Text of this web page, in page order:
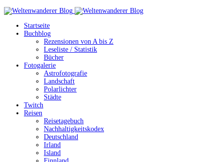
Startseite
Buchblog
Rezensionen von A bis Z
Leseliste / Statistik
Bücher
Fotogalerie
Astrofotografie
Landschaft
Polarlichter
Städte
Twitch
Reisen
Reisetagebuch
Nachhaltigkeitskodex
Deutschland
Irland
Island